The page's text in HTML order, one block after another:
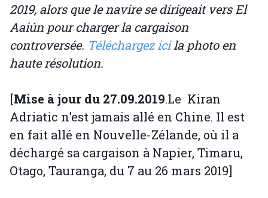
2019, alors que le navire se dirigeait vers El
Aaiún pour charger la cargaison
controversée. Téléchargez icila photo en
haute résolution.
[Mise à jour du 27.09.2019.Le Kiran
Adriatic n'est jamais allé en Chine. Il est
en fait allé en Nouvelle-Zélande, où il a
déchargé sa cargaison à Napier, Timaru,
Otago, Tauranga, du 7 au 26 mars 2019]